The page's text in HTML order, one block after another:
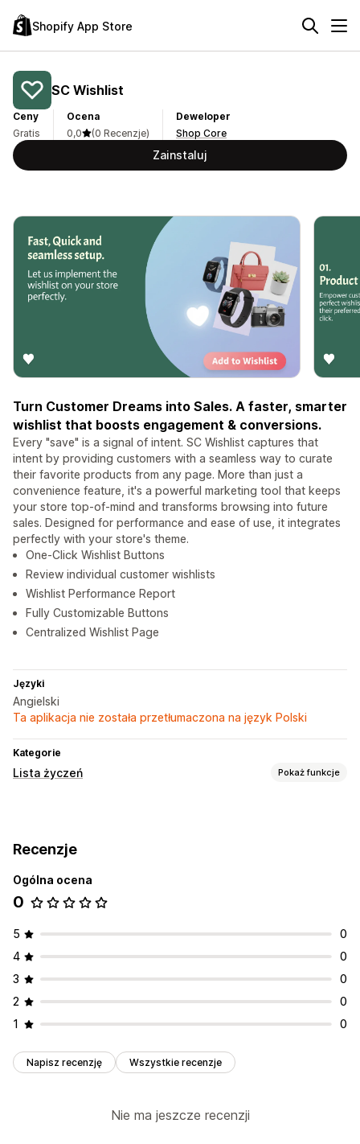
Shopify App Store
SC Wishlist
Ceny
Gratis
Ocena
0,0
(0 Recenzje)
Deweloper
Shop Core
Zainstaluj
Turn Customer Dreams into Sales. A faster, smarter
wishlist that boosts engagement & conversions.
Every "save" is a signal of intent. SC Wishlist captures that
intent by providing customers with a seamless way to curate
their favorite products from any page. More than just a
convenience feature, it's a powerful marketing tool that keeps
your store top-of-mind and transforms browsing into future
sales. Designed for performance and ease of use, it integrates
perfectly with your store's theme.
One-Click Wishlist Buttons
Review individual customer wishlists
Wishlist Performance Report
Fully Customizable Buttons
Centralized Wishlist Page
Języki
Angielski
Ta aplikacja nie została przetłumaczona na język Polski
Kategorie
Lista życzeń Pokaż funkcje
Lista życzeń gościa
Zarządzanie listą
Dodaj do koszyka
Recenzje
Ogólna ocena
0
5
0
4
0
3
0
2
0
1
0
Napisz recenzję Wszystkie recenzje
Nie ma jeszcze recenzji